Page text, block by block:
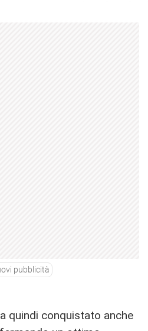
pubblicità
quindi conquistato anche